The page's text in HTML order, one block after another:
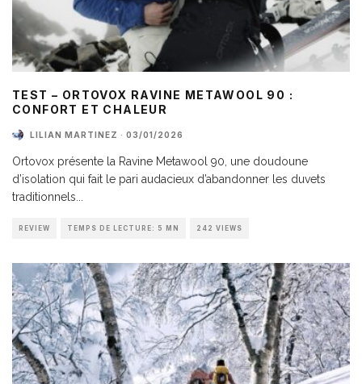
TEST – ORTOVOX RAVINE METAWOOL 90 :
CONFORT ET CHALEUR
LILIAN MARTINEZ · 03/01/2026
Ortovox présente la Ravine Metawool 90, une doudoune
d’isolation qui fait le pari audacieux d’abandonner les duvets
traditionnels...
REVIEW TEMPS DE LECTURE: 5 MN 242 VIEWS